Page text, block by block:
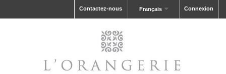
Connexion
Français
Contactez-nous